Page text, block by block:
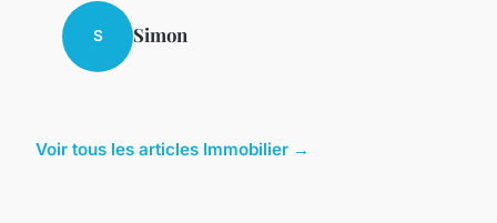
S Simon
Voir tous les articles Immobilier →